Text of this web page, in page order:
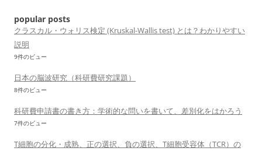
popular posts
クラスカル・ウォリス検定 (Kruskal-Wallis test) とは？わかりやすい
説明
9件のビュー
日本の脳波研究（科研費研究課題）
8件のビュー
科研費申請書の書き方：学術的な問いを書いて、差別化をはかろう
7件のビュー
T細胞の分化・成熟、正の選択、負の選択、T細胞受容体（TCR）の